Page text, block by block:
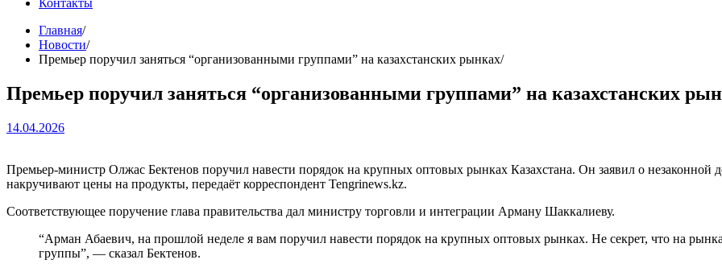
Контакты
Главная
Новости
Премьер поручил заняться “организованными группами” на казахстанских рынках
Премьер поручил заняться “организованными группами” на казахстанских
14.04.2026
Премьер-министр Олжас Бектенов поручил навести порядок на крупных оптовых рынках Казахстана. Он заявил о незаконной
накручивают цены на продукты, передаёт корреспондент Tengrinews.kz.
Соответствующее поручение глава правительства дал министру торговли и интеграции Арману Шаккалиеву.
“Арман Абаевич, на прошлой неделе я вам поручил навести порядок на крупных оптовых рынках. Не секрет, что на
группы”, — сказал Бектенов.